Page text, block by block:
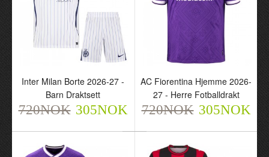
Inter Milan Borte 2026-27
- Barn Draktsett
AC Fiorentina Hjemme
2026-27 - Herre
Inter Milan Borte 2026-27 -
Barn Draktsett
720NOK 305NOK
AC Fiorentina Hjemme 2026-
27 - Herre Fotballdrakt
720NOK 305NOK